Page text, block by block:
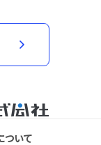
ついて